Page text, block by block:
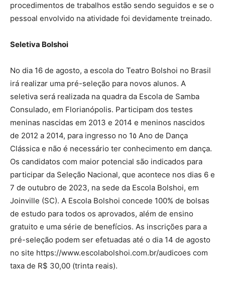
procedimentos de trabalhos estão sendo seguidos e se o
pessoal envolvido na atividade foi devidamente treinado.
Seletiva Bolshoi
No dia 16 de agosto, a escola do Teatro Bolshoi no Brasil
irá realizar uma pré-seleção para novos alunos. A
seletiva será realizada na quadra da Escola de Samba
Consulado, em Florianópolis. Participam dos testes
meninas nascidas em 2013 e 2014 e meninos nascidos
de 2012 a 2014, para ingresso no 1
Ano de Dança
Clássica e não é necessário ter conhecimento em dança.
Os candidatos com maior potencial são indicados para
participar da Seleção Nacional, que acontece nos dias 6 e
7 de outubro de 2023, na sede da Escola Bolshoi, em
Joinville (SC). A Escola Bolshoi concede 100% de bolsas
de estudo para todos os aprovados, além de ensino
gratuito e uma série de benefícios. As inscrições para a
pré-seleção podem ser efetuadas até o dia 14 de agosto
no site https://www.escolabolshoi.com.br/audicoes com
taxa de R$ 30,00 (trinta reais).